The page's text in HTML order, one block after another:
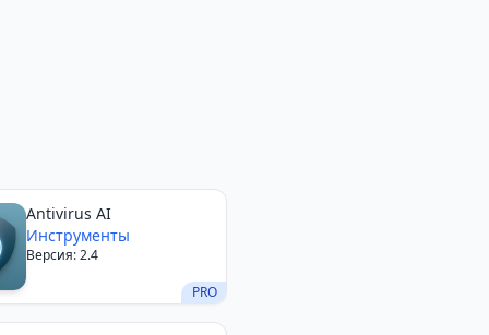
PRO
Antivirus AI
Инструменты
Версия: 2.4